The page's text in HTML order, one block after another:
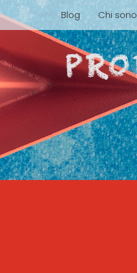
Blog Chi sono